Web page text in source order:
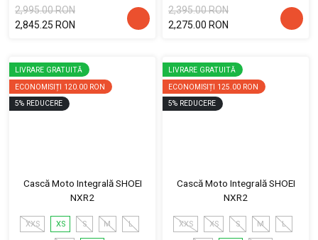
2,995.00 RON
2,845.25 RON
2,395.00 RON
2,275.00 RON
LIVRARE GRATUITĂ
ECONOMISIȚI 120.00 RON
5% REDUCERE
Cască Moto Integrală SHOEI
NXR2
XXS XS S M L
LIVRARE GRATUITĂ
ECONOMISIȚI 125.00 RON
5% REDUCERE
Cască Moto Integrală SHOEI
NXR2
XXS XS S M L